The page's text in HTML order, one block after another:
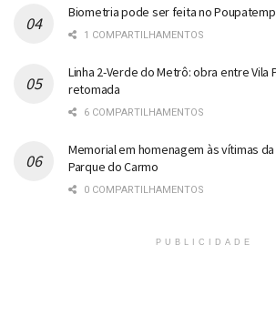
Biometria pode ser feita no
1 COMPARTILHAMENTOS
Linha 2-Verde do Metrô: obra entre Vila
retomada
6 COMPARTILHAMENTOS
Memorial em homenagem às vítimas
Parque do Carmo
0 COMPARTILHAMENTOS
PUBLICIDADE